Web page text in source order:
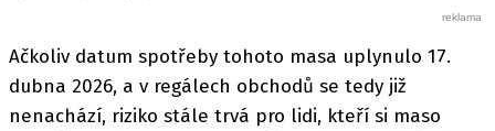
Ačkoliv datum spotřeby tohoto masa uplynulo 17.
dubna 2026, a v regálech obchodů se tedy již
nenachází, riziko stále trvá pro lidi, kteří si maso